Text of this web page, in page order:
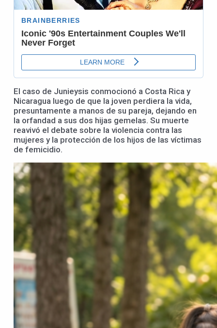
El caso de Junieysis conmocionó a Costa Rica y
Nicaragua luego de que la joven perdiera la vida,
presuntamente a manos de su pareja, dejando en
la orfandad a sus dos hijas gemelas. Su muerte
reavivó el debate sobre la violencia contra las
mujeres y la protección de los hijos de las víctimas
de femicidio.